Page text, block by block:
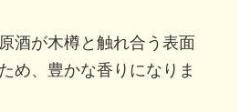
酒が木樽と触れ合う表面
め、豊かな香りになりま